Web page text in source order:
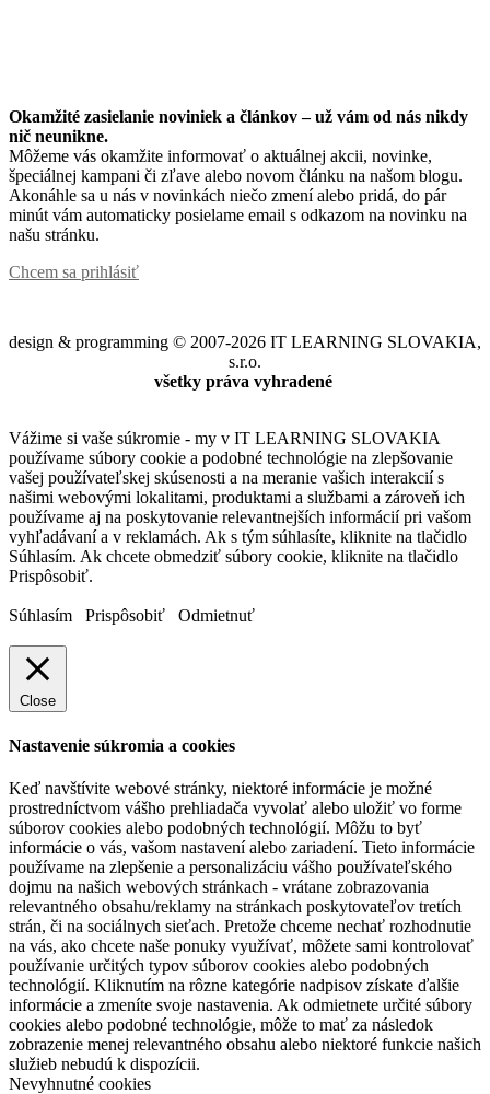
Okamžité zasielanie noviniek a článkov – už vám od nás nikdy
nič neunikne.
Môžeme vás okamžite informovať o aktuálnej akcii, novinke,
špeciálnej kampani či zľave alebo novom článku na našom blogu.
Akonáhle sa u nás v novinkách niečo zmení alebo pridá, do pár
minút vám automaticky posielame email s odkazom na novinku na
našu stránku.
Chcem sa prihlásiť
design & programming © 2007-2026 IT LEARNING SLOVAKIA,
s.r.o.
všetky práva vyhradené
Vážime si vaše súkromie - my v IT LEARNING SLOVAKIA
používame súbory cookie a podobné technológie na zlepšovanie
vašej používateľskej skúsenosti a na meranie vašich interakcií s
našimi webovými lokalitami, produktami a službami a zároveň ich
používame aj na poskytovanie relevantnejších informácií pri vašom
vyhľadávaní a v reklamách. Ak s tým súhlasíte, kliknite na tlačidlo
Súhlasím. Ak chcete obmedziť súbory cookie, kliknite na tlačidlo
Prispôsobiť.
Súhlasím Prispôsobiť Odmietnuť
Close
Nastavenie súkromia a cookies
Keď navštívite webové stránky, niektoré informácie je možné
prostredníctvom vášho prehliadača vyvolať alebo uložiť vo forme
súborov cookies alebo podobných technológií. Môžu to byť
informácie o vás, vašom nastavení alebo zariadení. Tieto informácie
používame na zlepšenie a personalizáciu vášho používateľského
dojmu na našich webových stránkach - vrátane zobrazovania
relevantného obsahu/reklamy na stránkach poskytovateľov tretích
strán, či na sociálnych sieťach. Pretože chceme nechať rozhodnutie
na vás, ako chcete naše ponuky využívať, môžete sami kontrolovať
používanie určitých typov súborov cookies alebo podobných
technológií. Kliknutím na rôzne kategórie nadpisov získate ďalšie
informácie a zmeníte svoje nastavenia. Ak odmietnete určité súbory
cookies alebo podobné technológie, môže to mať za následok
zobrazenie menej relevantného obsahu alebo niektoré funkcie našich
služieb nebudú k dispozícii.
Nevyhnutné cookies